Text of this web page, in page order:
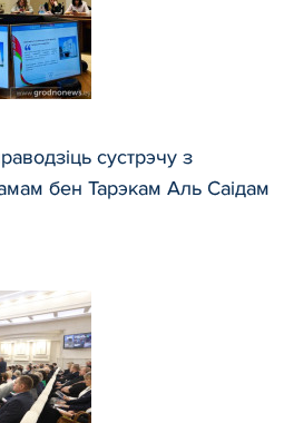
сустрэчу з
бен Тарэкам Аль Саідам